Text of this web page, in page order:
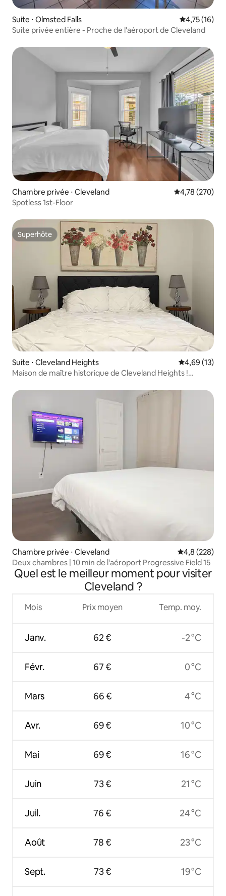
Suite ⋅ Olmsted Falls Évaluation
4,75 (16)
Suite privée entière - Proche de l'aéroport de Cleveland
Chambre privée ⋅ Cleveland Évaluation
4,78 (270)
Spotless 1st-Floor
Superhôte
Superhôte
Suite ⋅ Cleveland Heights Évaluation
4,69 (13)
Maison de maître historique de Cleveland Heights !
Chambre privée ⋅ Cleveland Évaluation
4,8 (228)
Deux chambres | 10 min de l'aéroport Progressive Field 15
Quel est le meilleur moment pour visiter
Cleveland ?
Mois
Janv.
Févr.
Mars
Avr.
Mai
Juin
Juil.
Août
Sept.
Prix moyen
62 €
67 €
66 €
69 €
69 €
73 €
76 €
78 €
73 €
Temp. moy.
-2 °C
0 °C
4 °C
10 °C
16 °C
21 °C
24 °C
23 °C
19 °C